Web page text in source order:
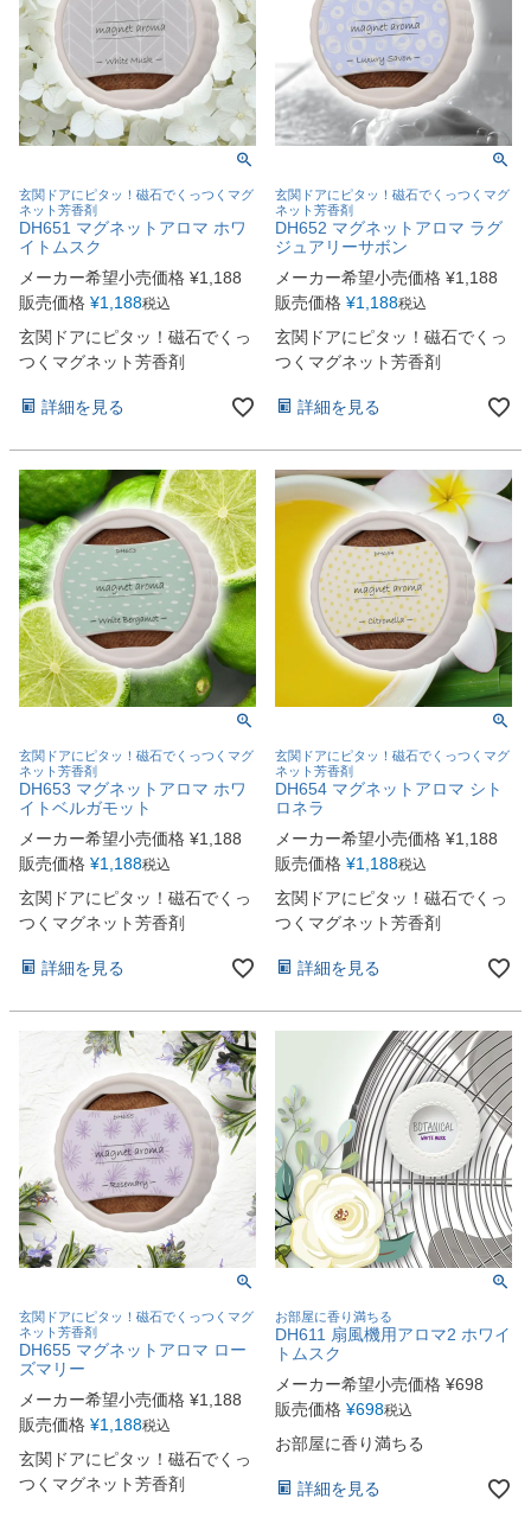
玄関ドアにピタッ！磁石でくっつくマグ
ネット芳香剤
DH651 マグネットアロマ ホワ
イトムスク
メーカー希望小売価格 ¥1,188
販売価格 ¥1,188税込
玄関ドアにピタッ！磁石でくっ
つくマグネット芳香剤
詳細を見る
玄関ドアにピタッ！磁石でくっつくマグ
ネット芳香剤
DH652 マグネットアロマ ラグ
ジュアリーサボン
メーカー希望小売価格 ¥1,188
販売価格 ¥1,188税込
玄関ドアにピタッ！磁石でくっ
つくマグネット芳香剤
詳細を見る
玄関ドアにピタッ！磁石でくっつくマグ
ネット芳香剤
DH653 マグネットアロマ ホワ
イトベルガモット
メーカー希望小売価格 ¥1,188
販売価格 ¥1,188税込
玄関ドアにピタッ！磁石でくっ
つくマグネット芳香剤
詳細を見る
玄関ドアにピタッ！磁石でくっつくマグ
ネット芳香剤
DH654 マグネットアロマ シト
ロネラ
メーカー希望小売価格 ¥1,188
販売価格 ¥1,188税込
玄関ドアにピタッ！磁石でくっ
つくマグネット芳香剤
詳細を見る
玄関ドアにピタッ！磁石でくっつくマグ
ネット芳香剤
DH655 マグネットアロマ ロー
ズマリー
メーカー希望小売価格 ¥1,188
販売価格 ¥1,188税込
玄関ドアにピタッ！磁石でくっ
つくマグネット芳香剤
お部屋に香り満ちる
DH611 扇風機用アロマ2 ホワイ
トムスク
メーカー希望小売価格 ¥698
販売価格 ¥698税込
お部屋に香り満ちる
詳細を見る